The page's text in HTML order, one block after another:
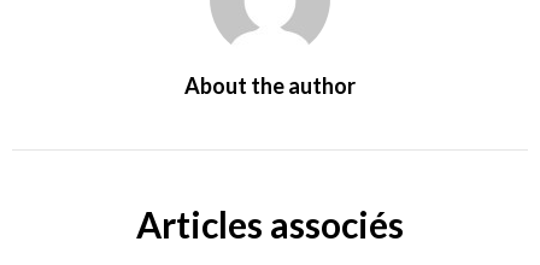
About the author
Articles associés